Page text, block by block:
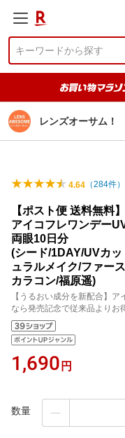
レンズオーサム！
4.64 （284件）
【ポスト便 送料無料】
アイコフレワンデー
両眼10日分
(シード/1DAY/UVカ
ュラルメイク/ファー
カラコン/福原遥)
【うるおい成分を新配合】
なら発売記念で従来品よりお
1,690 円
数量